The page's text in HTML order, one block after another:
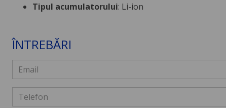
Tipul acumulatorului: Li-ion
ÎNTREBĂRI